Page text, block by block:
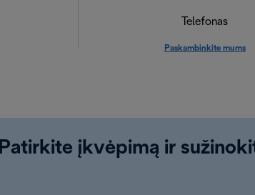
Telefonas
Paskambinkite mums
Patirkite įkvėpimą ir